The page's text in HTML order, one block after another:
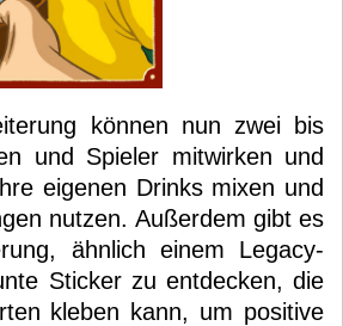
können nun zwei bis
und Spieler mitwirken und
eigenen Drinks mixen und
nutzen. Außerdem gibt es
ähnlich einem Legacy-
Sticker zu entdecken, die
kleben kann, um positive